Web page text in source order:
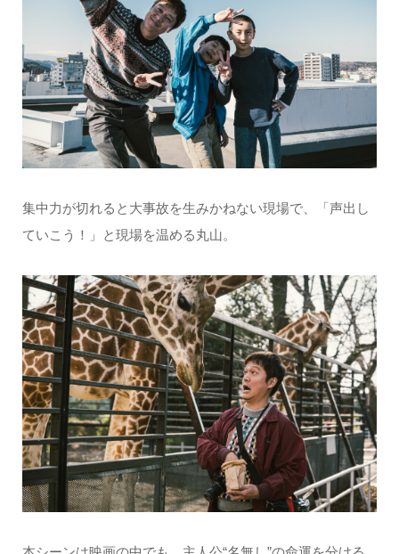
集中力が切れると大事故を生みかねない現場で、「声出し
ていこう！」と現場を温める丸山。